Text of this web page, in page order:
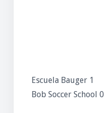
Escuela Bauger 1
Bob Soccer School 0